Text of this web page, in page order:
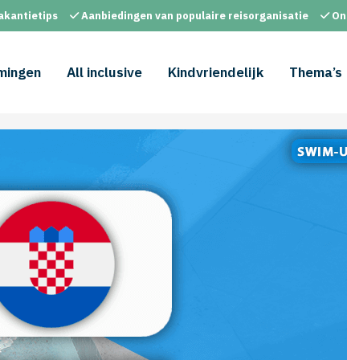
Aanbiedingen van populaire reisorganisatie
All inclusive Kindvriendelijk Thema’s